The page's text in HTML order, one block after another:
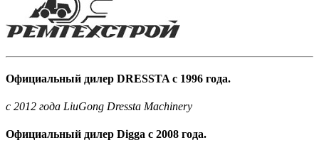
Официальный дилер DRESSTA с 1996 года.
c 2012 года LiuGong Dressta Machinery
Официальный дилер Digga с 2008 года.